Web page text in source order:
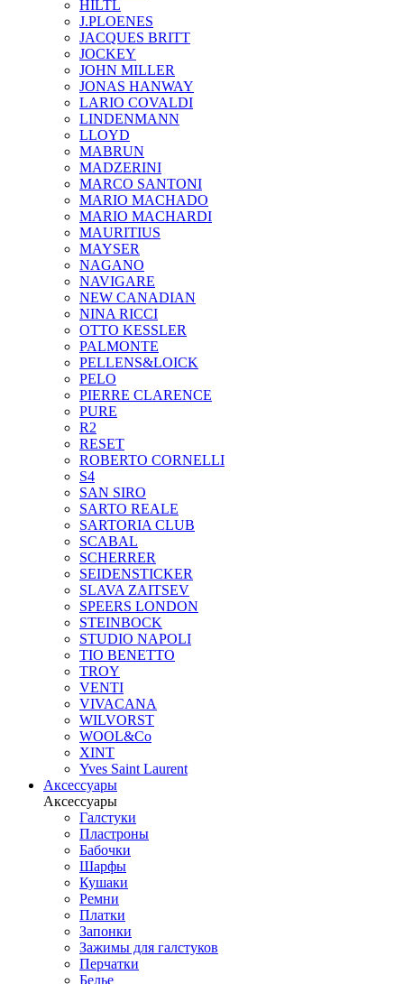
HILTL
J.PLOENES
JAСQUES BRITT
JOCKEY
JOHN MILLER
JONAS HANWAY
LARIO COVALDI
LINDENMANN
LLOYD
MABRUN
MADZERINI
MARCO SANTONI
MARIO MACHADO
MARIO MACHARDI
MAURITIUS
MAYSER
NAGANO
NAVIGARE
NEW CANADIAN
NINA RICCI
OTTO KESSLER
PALMONTE
PELLENS&LOICK
PELO
PIERRE CLARENCE
PURE
R2
RESET
ROBERTO CORNELLI
S4
SAN SIRO
SARTO REALE
SARTORIA CLUB
SCABAL
SCHERRER
SEIDENSTICKER
SLAVA ZAITSEV
SPEERS LONDON
STEINBOCK
STUDIO NAPOLI
TIO BENETTO
TROY
VENTI
VIVACANA
WILVORST
WOOL&Co
XINT
Yves Saint Laurent
Аксессуары
Аксессуары
Галстуки
Пластроны
Бабочки
Шарфы
Кушаки
Ремни
Платки
Запонки
Зажимы для галстуков
Перчатки
Белье